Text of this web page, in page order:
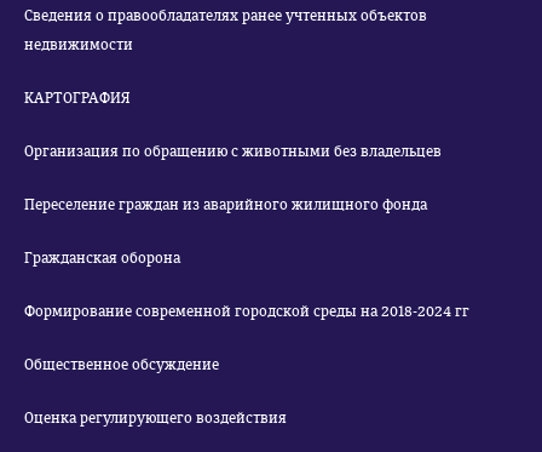
Сведения о правообладателях ранее учтенных объектов
недвижимости
КАРТОГРАФИЯ
Организация по обращению с животными без владельцев
Переселение граждан из аварийного жилищного фонда
Гражданская оборона
Формирование современной городской среды на 2018-2024 гг
Общественное обсуждение
Оценка регулирующего воздействия